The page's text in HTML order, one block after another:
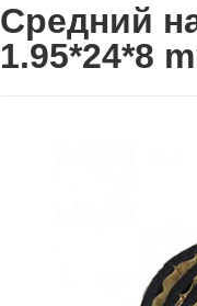
Средний
1.95*24*8